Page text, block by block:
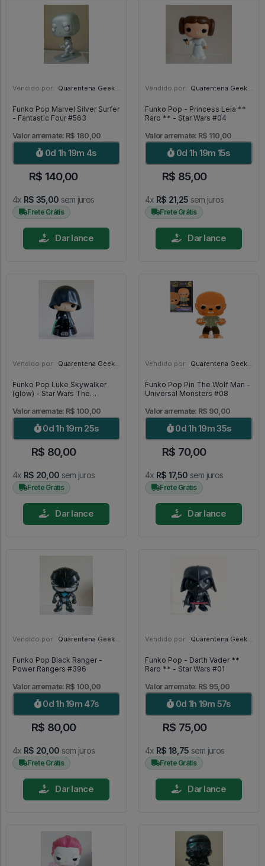
Vendido por: Quarentena Geek Store - SP
Funko Pop Marvel Silver Surfer
- Fantastic Four #563
Valor arremate: R$ 180,00
0d 1h 19m 2s
R$ 140,00
4x R$ 35,00 sem juros
Frete Grátis
Dar lance
Vendido por: Quarentena Geek Store - SP
Funko Pop - Princess Leia **
Raro ** - Star Wars #04
Valor arremate: R$ 110,00
0d 1h 19m 13s
R$ 85,00
4x R$ 21,25 sem juros
Frete Grátis
Dar lance
Vendido por: Quarentena Geek Store - SP
Funko Pop Luke Skywalker
(glow) - Star Wars The
Valor arremate: R$ 100,00
0d 1h 19m 23s
R$ 80,00
4x R$ 20,00 sem juros
Frete Grátis
Dar lance
Vendido por: Quarentena Geek Store - SP
Funko Pop Pin The Wolf Man -
Universal Monsters #08
Valor arremate: R$ 90,00
0d 1h 19m 33s
R$ 70,00
4x R$ 17,50 sem juros
Frete Grátis
Dar lance
Vendido por: Quarentena Geek Store - SP
Funko Pop Black Ranger -
Power Rangers #396
Valor arremate: R$ 100,00
0d 1h 19m 45s
R$ 80,00
4x R$ 20,00 sem juros
Frete Grátis
Dar lance
Vendido por: Quarentena Geek Store - SP
Funko Pop - Darth Vader **
Raro ** - Star Wars #01
Valor arremate: R$ 95,00
0d 1h 19m 55s
R$ 75,00
4x R$ 18,75 sem juros
Frete Grátis
Dar lance